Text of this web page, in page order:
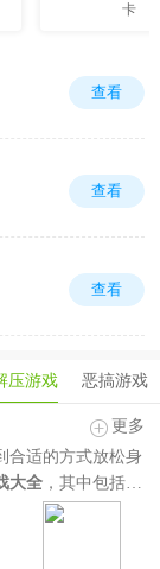
卡
查看
查看
查看
压游戏 恶搞游戏
更多
合适的方式放松身
大全 ，其中包括开
休闲解压游戏，题